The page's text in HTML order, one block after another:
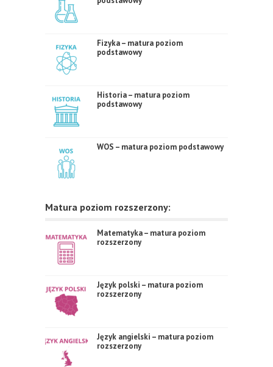
Fizyka – matura poziom
podstawowy
Historia – matura poziom
podstawowy
WOS – matura poziom podstawowy
Matura poziom rozszerzony:
Matematyka – matura poziom
rozszerzony
Język polski – matura poziom
rozszerzony
Język angielski – matura poziom
rozszerzony